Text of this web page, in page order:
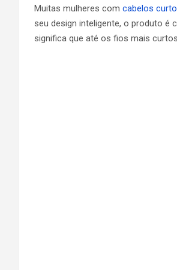
Muitas mulheres com cabelos
seu design inteligente, o produto
significa que até os fios mais